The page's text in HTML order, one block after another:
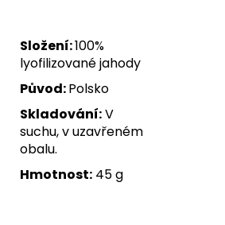
Složení:100%
lyofilizované jahody
Původ:Polsko
Skladování:V
suchu, v uzavřeném
obalu.
Hmotnost: 45 g